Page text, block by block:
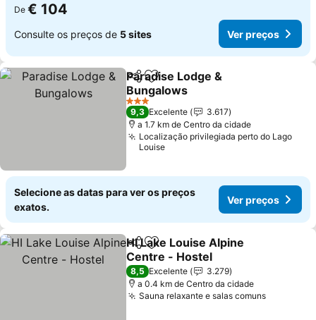
De € 104
Consulte os preços de 5 sites Ver preços
PartilharAdicionar aos favoritos
Paradise Lodge &
Bungalows
Ver preços
3 Estrelas
9,3 Excelente
3.617
a 1.7 km de Centro da cidade
Localização privilegiada perto do Lago
Louise
Selecione as datas para ver os preços
exatos.
Ver preços
PartilharAdicionar aos favoritos
HI Lake Louise Alpine
Centre - Hostel
Ver preços
8,5 Excelente
3.279
a 0.4 km de Centro da cidade
Sauna relaxante e salas comunsVer